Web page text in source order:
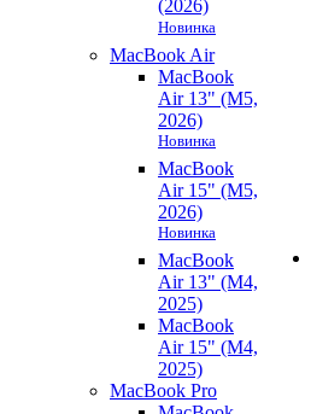
(2026)
Новинка
MacBook Air
MacBook
Air 13" (M5,
2026)
Новинка
MacBook
Air 15" (M5,
2026)
Новинка
MacBook
Air 13" (M4,
2025)
MacBook
Air 15" (M4,
2025)
MacBook Pro